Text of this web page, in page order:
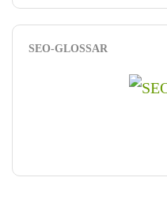
SEO-GLOSSAR